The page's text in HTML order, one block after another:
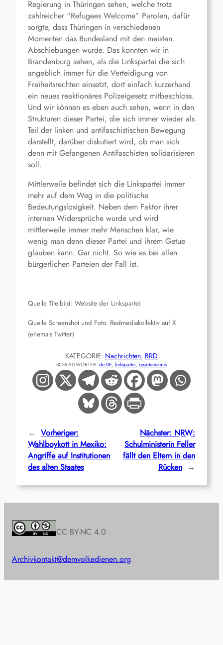
Regierung in Thüringen sehen, welche trotz
zahlreicher “Refugees Welcome” Parolen, dafür
sorgte, dass Thüringen in verschiedenen
Momenten das Bundesland mit den meisten
Abschiebungen wurde. Das konnten wir in
Brandenburg sehen, als die Linkspartei die sich
angeblich immer für die Verteidigung von
Freiheitsrechten einsetzt, dort einfach kurzerhand
ein neues reaktionäres Polizeigesetz mitbeschloss.
Und wir können es eben auch sehen, wenn in den
Strukturen dieser Partei, die sich immer wieder als
Teil der linken und antifaschistischen Bewegung
darstellt, darüber diskutiert wird, ob man sich
denn mit Gefangenen Antifaschisten solidarisieren
soll.
Mittlerweile befindet sich die Linkspartei immer
mehr auf dem Weg in die politische
Bedeutungslosigkeit. Neben dem Faktor ihrer
internen Widersprüche wurde und wird
mittlerweile immer mehr Menschen klar, wie
wenig man denn dieser Partei und ihrem Getue
glauben kann. Gar nicht. So wie es bei allen
bürgerlichen Parteien der Fall ist.
Quelle Titelbild: Website der Linkspartei
Quelle Screenshot und Foto: Redmediakollektiv auf X
(ehemals Twitter)
KATEGORIE: Nachrichten, BRD
SCHLAGWÖRTER: de-DE, linkspartei, opprtunismus
← Vorheriger:
Wahlboykott in Mexiko:
Angriffe auf Institutionen
des alten Staates
Nächster: NRW:
Schulministerin Feller
fällt den Eltern in den
Rücken →
CC BY-NC 4.0
Archivkontakt@demvolkedienen.org